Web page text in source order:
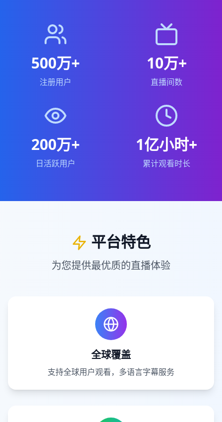
500万+
注册用户
10万+
直播间数
200万+
日活跃用户
1亿小时+
累计观看时长
平台特色
为您提供最优质的直播体验
全球覆盖
支持全球用户观看，多语言字幕服务